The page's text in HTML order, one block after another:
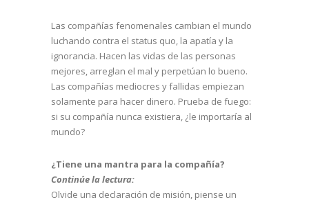
Las compañías fenomenales cambian el mundo
luchando contra el status quo, la apatía y la
ignorancia. Hacen las vidas de las personas
mejores, arreglan el mal y perpetúan lo bueno.
Las compañías mediocres y fallidas empiezan
solamente para hacer dinero. Prueba de fuego:
si su compañía nunca existiera, ¿le importaría al
mundo?
¿Tiene una mantra para la compañía?
Continúe la lectura:
Olvide una declaración de misión, piense un